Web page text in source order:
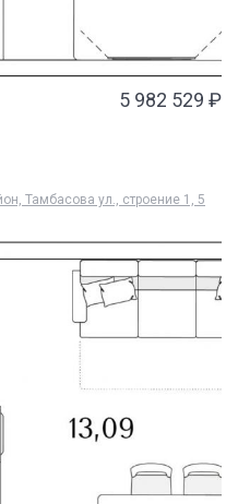
5 982 529 ₽
Тамбасова ул., строение 1, 5